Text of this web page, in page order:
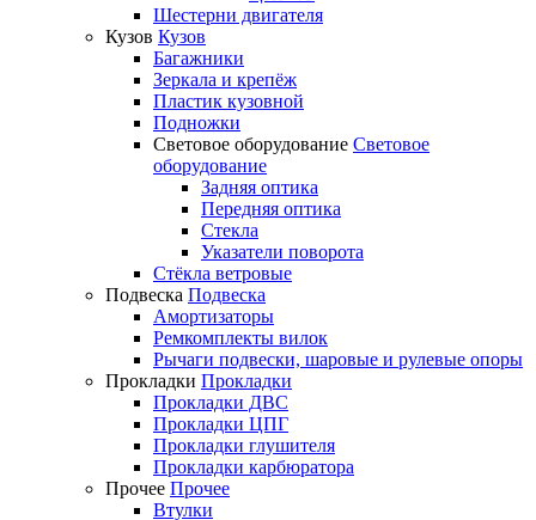
Шестерни двигателя
Кузов Кузов
Багажники
Зеркала и крепёж
Пластик кузовной
Подножки
Световое оборудование Световое
оборудование
Задняя оптика
Передняя оптика
Стекла
Указатели поворота
Стёкла ветровые
Подвеска Подвеска
Амортизаторы
Ремкомплекты вилок
Рычаги подвески, шаровые и рулевые опоры
Прокладки Прокладки
Прокладки ДВС
Прокладки ЦПГ
Прокладки глушителя
Прокладки карбюратора
Прочее Прочее
Втулки